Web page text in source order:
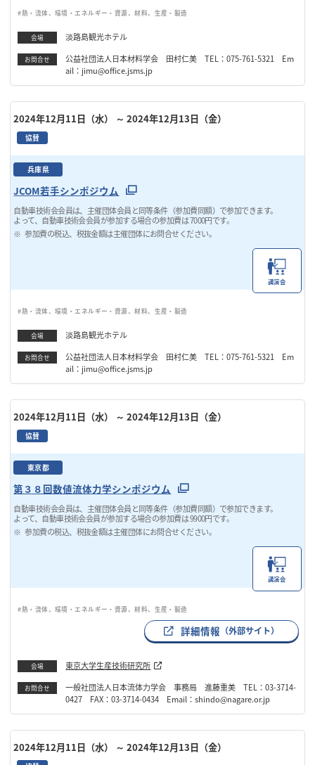
#熱・流体、環境・エネルギー・資源、材料、生産・製造
会場 淡路島観光ホテル
お問合せ
公益社団法人日本材料学会 田村仁美 TEL：075-761-5321 Em
ail：jimu@office.jsms.jp
2024年12月11日（水） ～ 2024年12月13日（金）
協賛
兵庫県
JCOM若手シンポジウム
自動車技術会会員は、主催団体会員と同等条件（参加費同額）で参加できます。
よって、自動車技術会会員が参加する場合の参加費は 7000円です。
参加費の税込、税抜金額は主催団体にお問合せください。
講演会
#熱・流体、環境・エネルギー・資源、材料、生産・製造
会場 淡路島観光ホテル
お問合せ
公益社団法人日本材料学会 田村仁美 TEL：075-761-5321 Em
ail：jimu@office.jsms.jp
2024年12月11日（水） ～ 2024年12月13日（金）
協賛
東京都
第３８回数値流体力学シンポジウム
自動車技術会会員は、主催団体会員と同等条件（参加費同額）で参加できます。
よって、自動車技術会会員が参加する場合の参加費は 9900円です。
参加費の税込、税抜金額は主催団体にお問合せください。
講演会
#熱・流体、環境・エネルギー・資源、材料、生産・製造
詳細情報 （外部サイト）
会場 東京大学生産技術研究所
お問合せ
一般社団法人日本流体力学会 事務局 進藤重美 TEL：03-3714-
0427 FAX：03-3714-0434 Email：shindo@nagare.or.jp
2024年12月11日（水） ～ 2024年12月13日（金）